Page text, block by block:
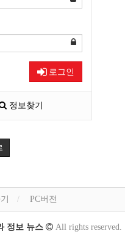
로그인
정보찾기
PC버전
정보 뉴스 All rights reserved.